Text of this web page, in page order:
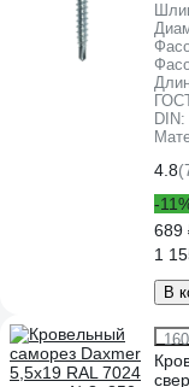
DIN:
4.8
-
689
1
В